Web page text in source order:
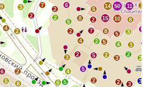
14
5
2
8
7
4
2
5
2
6
2
7
3
4
9
2
2
2
8
5
6
6 5
4
3 2 5
5
2
3
3
2
2
8
3
3
2
3
2
4
5
8
5
2
15 10
50 11 3